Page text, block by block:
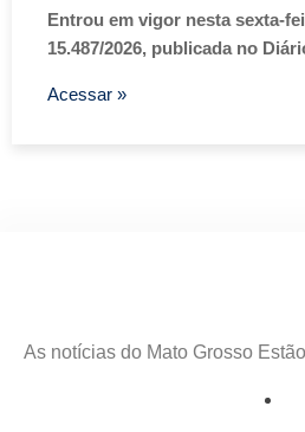
Entrou em vigor nesta sexta-
15.487/2026, publicada no
Acessar »
As notícias do Mato Grosso